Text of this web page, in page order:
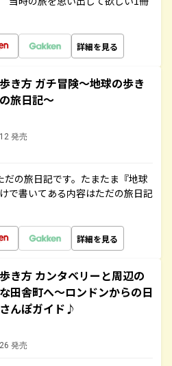
詳細を見る
き方 ガチ冒険～地球の歩き
旅日記～
発売
の旅日記です。たまたま『地球
で書いてある内容はただの旅日記
詳細を見る
き方 カンタベリーと周辺の
田舎町へ～ロンドンからの日
んぽガイド♪
発売